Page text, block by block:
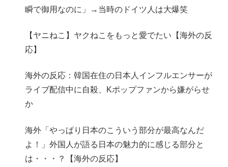
瞬で御用なのに」→当時のドイツ人は大爆笑
【ヤニねこ】ヤクねこをもっと愛でたい【海外の反
応】
海外の反応：韓国在住の日本人インフルエンサーが
ライブ配信中に自殺、Kポップファンから嫌がらせ
か
海外「やっぱり日本のこういう部分が最高なんだ
よ！」外国人が語る日本の魅力的に感じる部分と
は・・・？【海外の反応】